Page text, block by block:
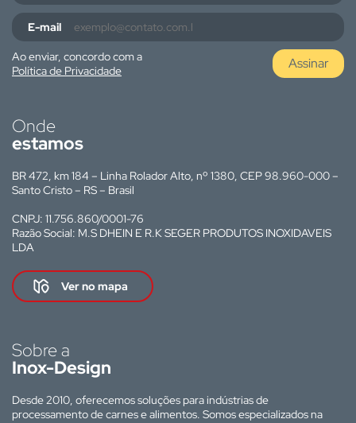
E-mail
Ao enviar, concordo com a
Política de Privacidade
Assinar
Onde
estamos
BR 472, km 184 – Linha Rolador Alto, nº 1380, CEP 98.960-000 –
Santo Cristo – RS – Brasil
CNPJ: 11.756.860/0001-76
Razão Social: M.S DHEIN E R.K SEGER PRODUTOS INOXIDAVEIS
LDA
Ver no mapa
Sobre a
Inox-Design
Desde 2010, oferecemos soluções para indústrias de
processamento de carnes e alimentos. Somos especializados na